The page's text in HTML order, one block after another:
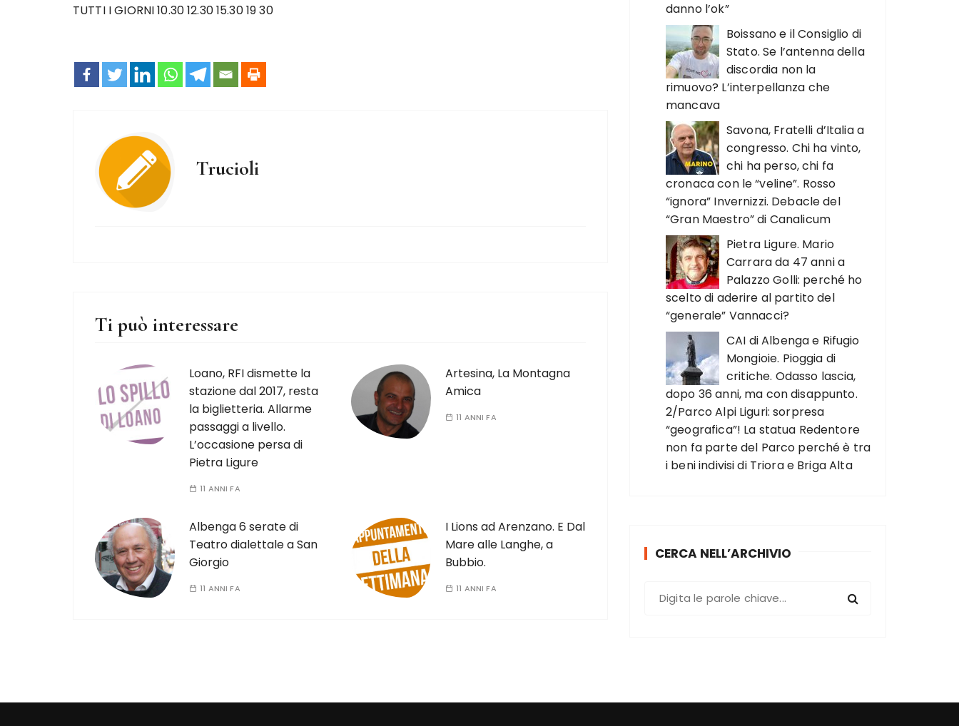
TUTTI I GIORNI 10.30 12.30 15.30 19 30
Trucioli
Ti può interessare
Loano, RFI dismette la
stazione dal 2017, resta
la biglietteria. Allarme
passaggi a livello.
L’occasione persa di
Pietra Ligure
11 ANNI FA
Artesina, La Montagna
Amica
11 ANNI FA
Albenga 6 serate di
Teatro dialettale a San
Giorgio
11 ANNI FA
I Lions ad Arenzano. E Dal
Mare alle Langhe, a
Bubbio.
11 ANNI FA
danno l’ok”
Boissano e il Consiglio di
Stato. Se l’antenna della
discordia non la
rimuovo? L’interpellanza che
mancava
Savona, Fratelli d’Italia a
congresso. Chi ha vinto,
chi ha perso, chi fa
cronaca con le “veline”. Rosso
“ignora” Invernizzi. Debacle del
“Gran Maestro” di Canalicum
Pietra Ligure. Mario
Carrara da 47 anni a
Palazzo Golli: perché ho
scelto di aderire al partito del
“generale” Vannacci?
CAI di Albenga e Rifugio
Mongioie. Pioggia di
critiche. Odasso lascia,
dopo 36 anni, ma con disappunto.
2/Parco Alpi Liguri: sorpresa
“geografica”! La statua Redentore
non fa parte del Parco perché è tra
i beni indivisi di Triora e Briga Alta
CERCA NELL’ARCHIVIO